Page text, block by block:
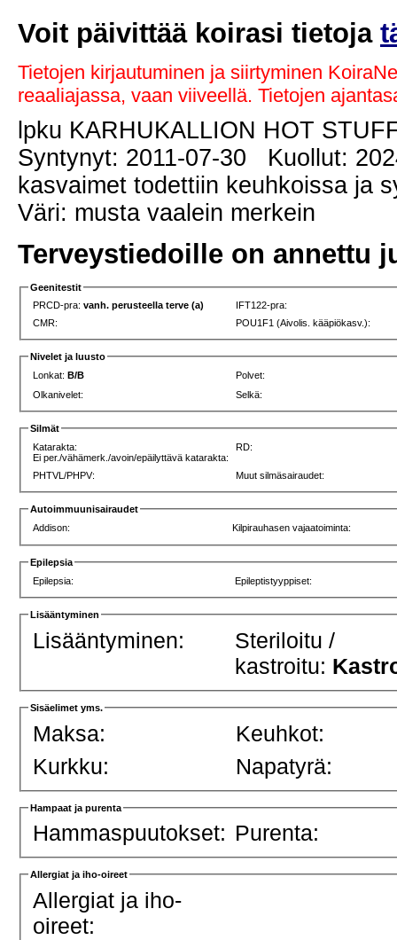
Voit päivittää koirasi tietoja
Tietojen kirjautuminen ja siirtyminen
reaaliajassa, vaan viiveellä. Tietojen
lpku KARHUKALLION HOT
Syntynyt: 2011-07-30 Kuollut:
kasvaimet todettiin keuhkoissa
Väri: musta vaalein merkein
Terveystiedoille on annettu
Geenitestit
PRCD-pra:vanh. perusteella terve (a)
IFT122-pra:
CMR:
POU1F1 (Aivolis. kääpiökasv.):
Nivelet ja luusto
Lonkat:B/B
Polvet:
Olkanivelet:
Selkä:
Silmät
Katarakta:
Ei per./vähämerk./avoin/epäilyttävä katarakta:
RD:
PHTVL/PHPV: Muut silmäsairaudet:
Autoimmuunisairaudet
Addison:
Kilpirauhasen vajaatoiminta:
Epilepsia
Epilepsia:
Epileptistyyppiset:
Lisääntyminen
Lisääntyminen:
Steriloitu /
kastroitu:
Sisäelimet yms.
Maksa:
Keuhkot:
Kurkku:
Napatyrä:
Hampaat ja purenta
Hammaspuutokset: Purenta:
Allergiat ja iho-oireet
Allergiat ja iho-
oireet: